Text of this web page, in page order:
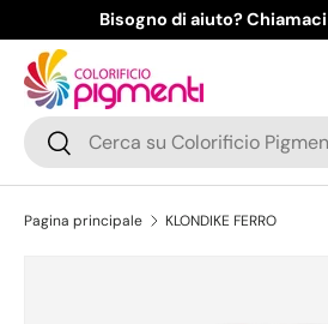
Passa ai contenuti
Bisogno di aiuto? Chiamaci
Cerca
Cerca
Pagina principale KLONDIKE FERRO